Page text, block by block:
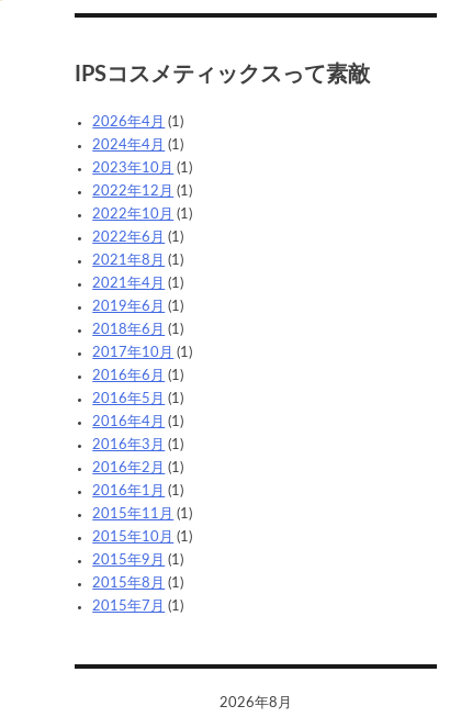
メ
カIPSコスメティックスって素敵
2026年4月 (1)
2024年4月 (1)
2023年10月 (1)
2022年12月 (1)
2022年10月 (1)
2022年6月 (1)
2021年8月 (1)
2021年4月 (1)
2019年6月 (1)
2018年6月 (1)
2017年10月 (1)
2016年6月 (1)
2016年5月 (1)
2016年4月 (1)
2016年3月 (1)
2016年2月 (1)
2016年1月 (1)
2015年11月 (1)
2015年10月 (1)
2015年9月 (1)
2015年8月 (1)
2015年7月 (1)
2026年8月